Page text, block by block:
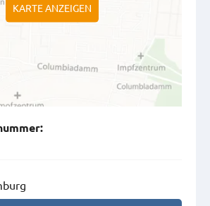
KARTE ANZEIGEN
: